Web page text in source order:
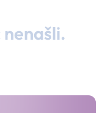
nenašli.